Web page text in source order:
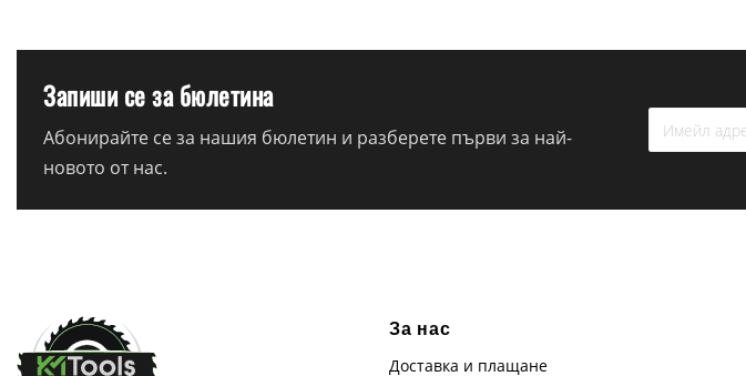
Запиши се за бюлетина
Абонирайте се за нашия бюлетин и разберете първи за най-
новото от нас.
За нас
Доставка и плащане